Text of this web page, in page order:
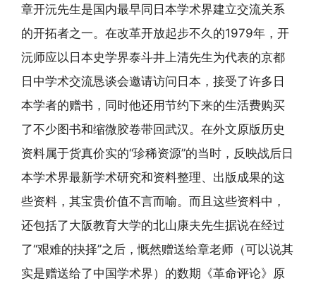
章开沅先生是国内最早同日本学术界建立交流关系
的开拓者之一。在改革开放起步不久的1979年，开
沅师应以日本史学界泰斗井上清先生为代表的京都
日中学术交流恳谈会邀请访问日本，接受了许多日
本学者的赠书，同时他还用节约下来的生活费购买
了不少图书和缩微胶卷带回武汉。在外文原版历史
资料属于货真价实的“珍稀资源”的当时，反映战后日
本学术界最新学术研究和资料整理、出版成果的这
些资料，其宝贵价值不言而喻。而且这些资料中，
还包括了大阪教育大学的北山康夫先生据说在经过
了“艰难的抉择”之后，慨然赠送给章老师（可以说其
实是赠送给了中国学术界）的数期《革命评论》原